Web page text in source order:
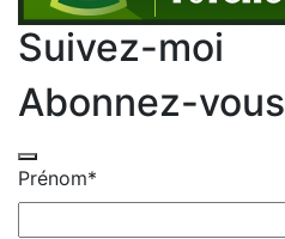
Suivez-moi
Abonnez-vous
Prénom*